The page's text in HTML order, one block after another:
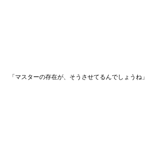
「マスターの存在が、そうさせてるんでしょうね」